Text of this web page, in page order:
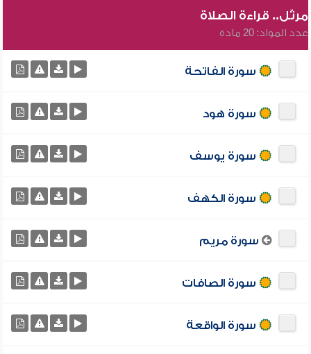
مرتّل.. قراءة الصلاة
عدد المواد: 20 مادة
سورة الفاتحة
سورة هود
سورة يوسف
سورة الكهف
سورة مريم
سورة الصافات
سورة الواقعة